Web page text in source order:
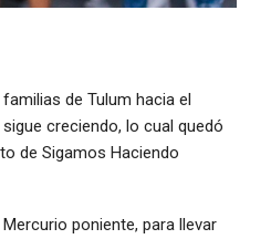
de Tulum hacia el
creciendo, lo cual quedó
de Sigamos Haciendo
poniente, para llevar